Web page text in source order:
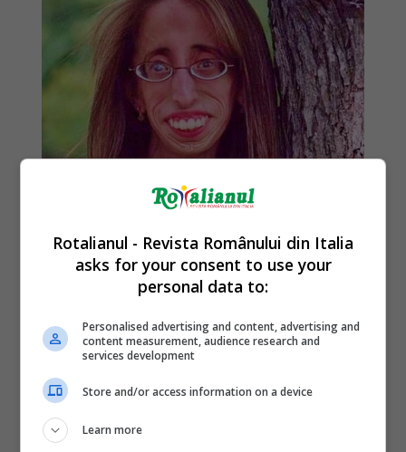
Rotalianul - Revista Românului din Italia
asks for your consent to use your
personal data to:
Personalised advertising and content, advertising and
content measurement, audience research and
services development
Store and/or access information on a device
Learn more